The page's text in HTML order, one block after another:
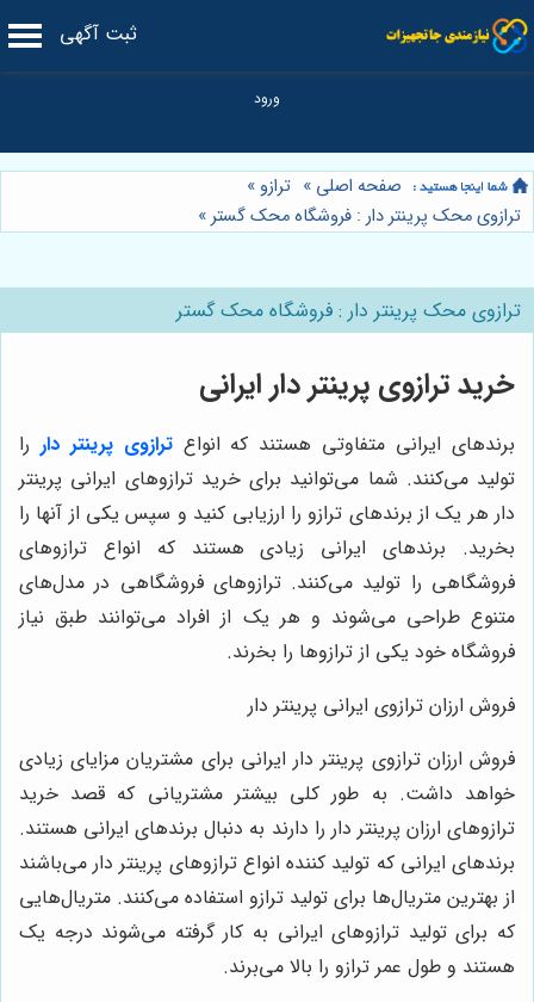
ثبت آگهی
صفحه اصلی » ترازو »
ترازوی محک پرینتر دار : فروشگاه محک گستر»
ترازوی محک پرینتر دار : فروشگاه محک گستر
خرید ترازوی پرینتر دار ایرانی
برندهای ایرانی متفاوتی هستند که انواع ترازوی پرینتر دار را
تولید می‌کنند. شما می‌توانید برای خرید ترازوهای ایرانی پرینتر
دار هر یک از برندهای ترازو را ارزیابی کنید و سپس یکی از آنها را
بخرید. برندهای ایرانی زیادی هستند که انواع ترازوهای
فروشگاهی را تولید می‌کنند. ترازوهای فروشگاهی در مدل‌های
متنوع طراحی می‌شوند و هر یک از افراد می‌توانند طبق نیاز
فروشگاه خود یکی از ترازوها را بخرند.
فروش ارزان ترازوی ایرانی پرینتر دار
فروش ارزان ترازوی پرینتر دار ایرانی برای مشتریان مزایای زیادی
خواهد داشت. به طور کلی بیشتر مشتریانی که قصد خرید
ترازوهای ارزان پرینتر دار را دارند به دنبال برندهای ایرانی هستند.
برندهای ایرانی که تولید کننده انواع ترازوهای پرینتر دار می‌باشند
از بهترین متریال‌ها برای تولید ترازو استفاده می‌کنند. متریال‌هایی
که برای تولید ترازوهای ایرانی به کار گرفته می‌شوند درجه یک
هستند و طول عمر ترازو را بالا می‌برند.